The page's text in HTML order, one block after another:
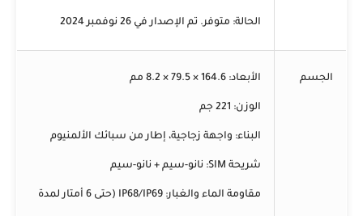
الحالة: متوفر. تم الإصدار في 26 نوفمبر 2024
الجسم الأبعاد:
الوزن:
البناء: واجهة زجاجية، إطار من سبائك الألمنيوم
شريحة SIM: نانو-سيم + نانو-سيم
مقاومة الماء والغبار: IP68/IP69 (حتى 6 أمتار لمدة